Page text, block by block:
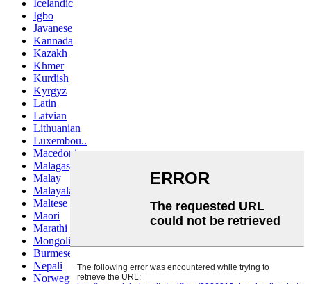
Icelandic
Igbo
Javanese
Kannada
Kazakh
Khmer
Kurdish
Kyrgyz
Latin
Latvian
Lithuanian
Luxembou..
Macedonian
Malagasy
Malay
Malayalam
Maltese
Maori
Marathi
Mongolian
Burmese
Nepali
Norwegian